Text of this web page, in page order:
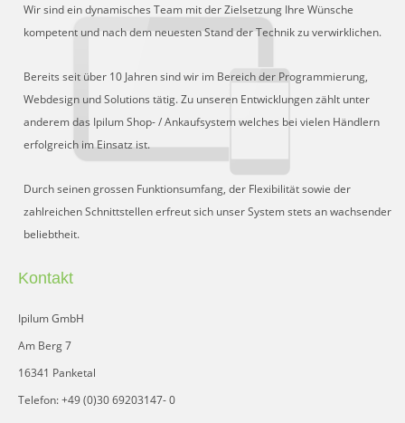
Schnittstelle für Preisvergleiche
Liveeditor
Wir sind ein dynamisches Team mit der Zielsetzung Ihre Wünsche
kompetent und nach dem neuesten Stand der Technik zu verwirklichen.
Bereits seit über 10 Jahren sind wir im Bereich der Programmierung,
Webdesign und Solutions tätig. Zu unseren Entwicklungen zählt unter
anderem das Ipilum Shop- / Ankaufsystem welches bei vielen Händlern
erfolgreich im Einsatz ist.
Durch seinen grossen Funktionsumfang, der Flexibilität sowie der
zahlreichen Schnittstellen erfreut sich unser System stets an wachsender
beliebtheit.
Kontakt
Ipilum GmbH
Am Berg 7
16341 Panketal
Telefon: +49 (0)30 69203147- 0